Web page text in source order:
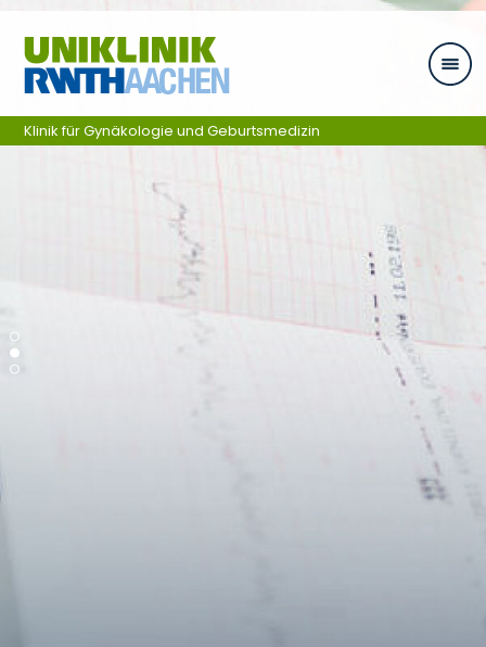
Skip navigation
Klinik für Gynäkologie und Geburtsmedizin